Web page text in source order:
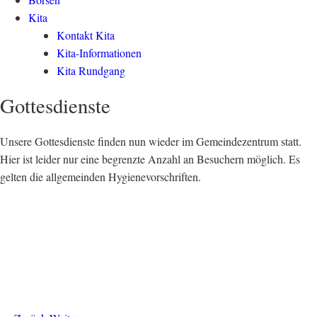
Kita
Kontakt Kita
Kita-Informationen
Kita Rundgang
Gottesdienste
Unsere Gottesdienste finden nun wieder im Gemeindezentrum statt.
Hier ist leider nur eine begrenzte Anzahl an Besuchern möglich. Es
gelten die allgemeinden Hygienevorschriften.